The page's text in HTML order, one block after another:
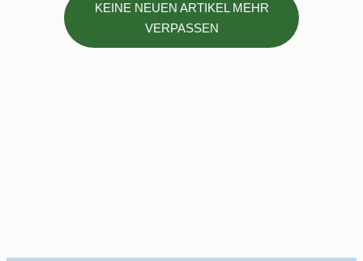
KEINE NEUEN ARTIKEL MEHR
VERPASSEN